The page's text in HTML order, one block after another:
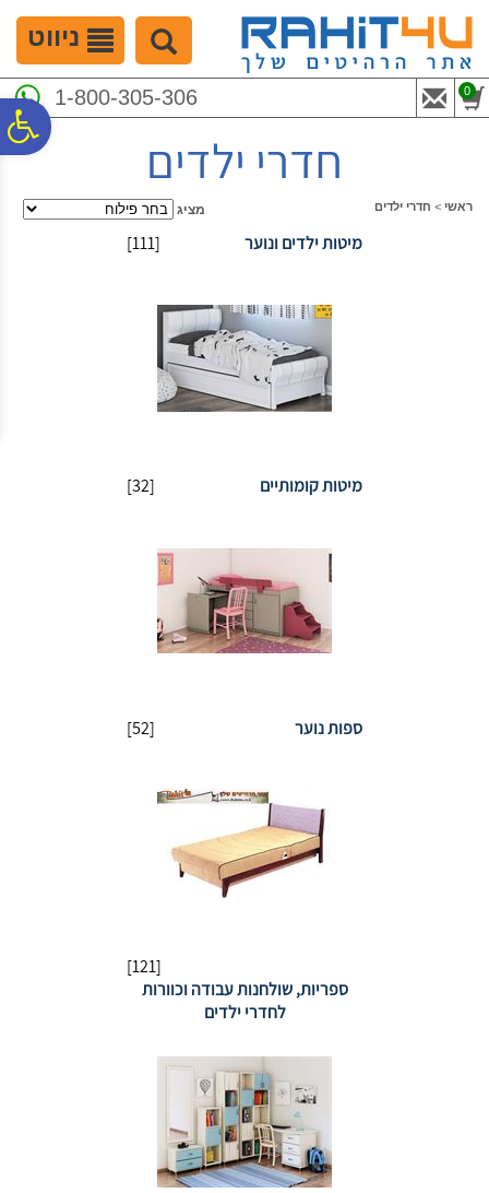
נגישות
המרכזי
ניווט
1-800-305-306 0
חדרי ילדים
ראשי > חדרי ילדים מציג
[111] מיטות ילדים ונוער
[32] מיטות קומותיים
[52] ספות נוער
[121]
ספריות, שולחנות עבודה וכוורות
לחדרי ילדים